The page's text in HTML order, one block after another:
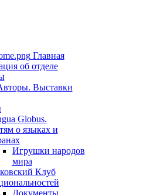
Главная
об отделе
Выставки
Globus.
о языках и
Игрушки народов
мира
Клуб
Документы